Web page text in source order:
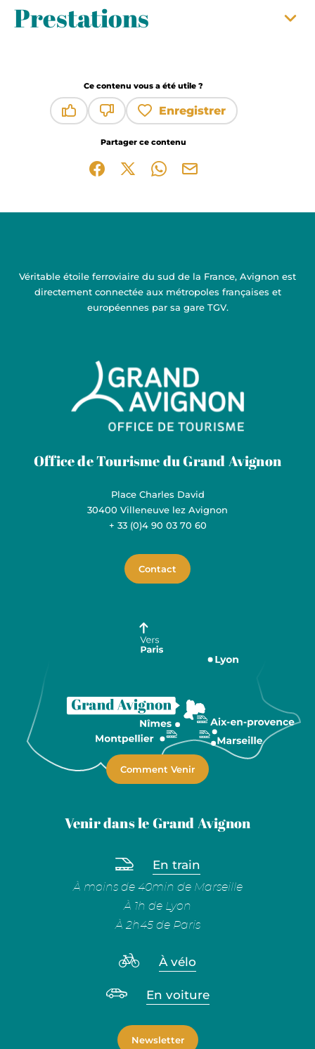
Prestations
Ce contenu vous a été utile ?
Enregistrer
Partager ce contenu
Partager sur Facebook (nouvelle fenêtre)
Partager sur X / Twitter (nouvelle
Partager sur WhatsApp
Partager par mail
Véritable étoile ferroviaire du sud de la France, Avignon est
directement connectée aux métropoles françaises et
européennes par sa gare TGV.
Grand Avignon Tourisme
Office de Tourisme du Grand Avignon
Place Charles David
30400 Villeneuve lez Avignon
+ 33 (0)4 90 03 70 60
Contact
Comment Venir
Venir dans le Grand Avignon
En train
À moins de 40min de Marseille
À 1h de Lyon
À 2h45 de Paris
À vélo
En voiture
Newsletter